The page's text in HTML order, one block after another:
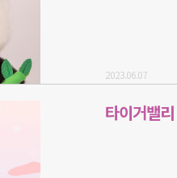
2023.06.07
타이거밸